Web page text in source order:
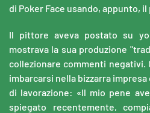
di Poker Face usando, appunto,
Il pittore aveva postato su
mostrava la sua produzione
collezionare commenti negativi.
imbarcarsi nella bizzarra
di lavorazione: «Il mio pene
spiegato recentemente,